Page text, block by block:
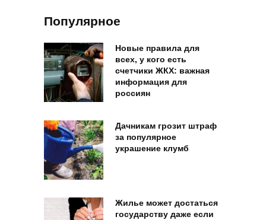
Популярное
Новые правила для
всех, у кого есть
счетчики ЖКХ: важная
информация для
россиян
Дачникам грозит штраф
за популярное
украшение клумб
Жилье может достаться
государству даже если